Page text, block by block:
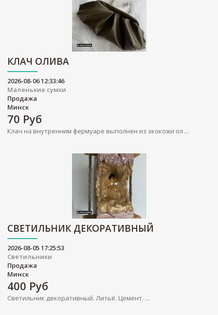
КЛАЧ ОЛИВА
2026-08-06 12:33:46
Маленькие сумки
Продажа
Минск
70 Руб
Клач на внутренним фермуаре выполнен из экокожи ол ...
СВЕТИЛЬНИК ДЕКОРАТИВНЫЙ
2026-08-05 17:25:53
Светильники
Продажа
Минск
400 Руб
Светильник декоративный. Литьё. Цемент. ...